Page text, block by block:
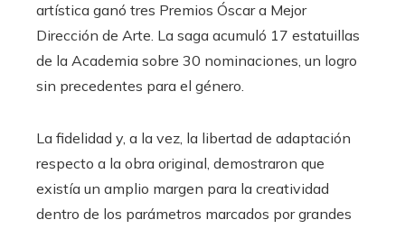
artística ganó tres Premios Óscar a Mejor
Dirección de Arte. La saga acumuló 17 estatuillas
de la Academia sobre 30 nominaciones, un logro
sin precedentes para el género.
La fidelidad y, a la vez, la libertad de adaptación
respecto a la obra original, demostraron que
existía un amplio margen para la creatividad
dentro de los parámetros marcados por grandes